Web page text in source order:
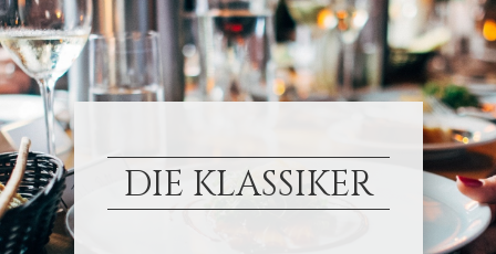
DIE KLASSIKER